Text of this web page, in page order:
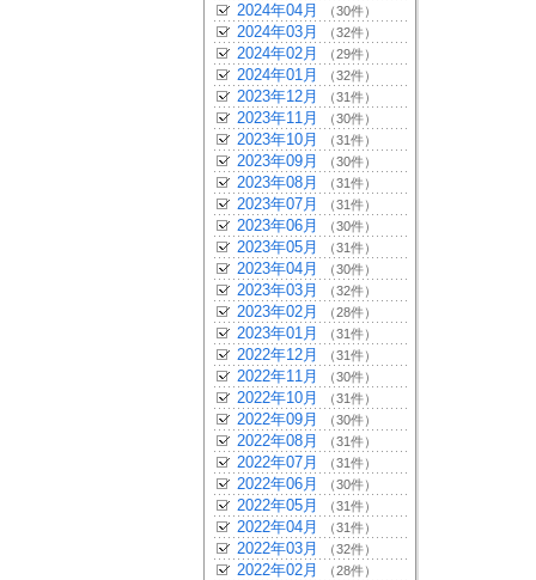
2024年04月 （30件）
2024年03月 （32件）
2024年02月 （29件）
2024年01月 （32件）
2023年12月 （31件）
2023年11月 （30件）
2023年10月 （31件）
2023年09月 （30件）
2023年08月 （31件）
2023年07月 （31件）
2023年06月 （30件）
2023年05月 （31件）
2023年04月 （30件）
2023年03月 （32件）
2023年02月 （28件）
2023年01月 （31件）
2022年12月 （31件）
2022年11月 （30件）
2022年10月 （31件）
2022年09月 （30件）
2022年08月 （31件）
2022年07月 （31件）
2022年06月 （30件）
2022年05月 （31件）
2022年04月 （31件）
2022年03月 （32件）
2022年02月 （28件）